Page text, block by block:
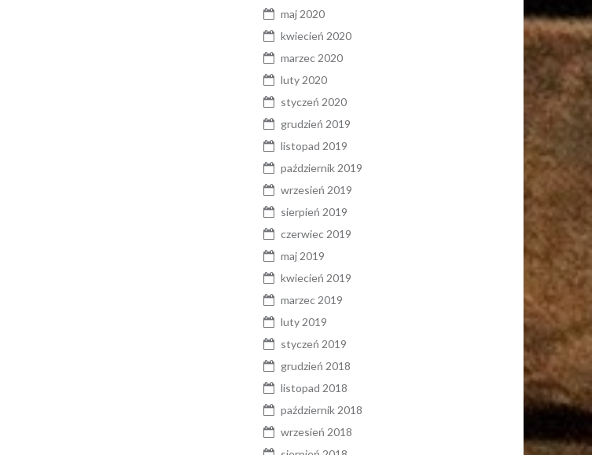
maj 2020
kwiecień 2020
marzec 2020
luty 2020
styczeń 2020
grudzień 2019
listopad 2019
październik 2019
wrzesień 2019
sierpień 2019
czerwiec 2019
maj 2019
kwiecień 2019
marzec 2019
luty 2019
styczeń 2019
grudzień 2018
listopad 2018
październik 2018
wrzesień 2018